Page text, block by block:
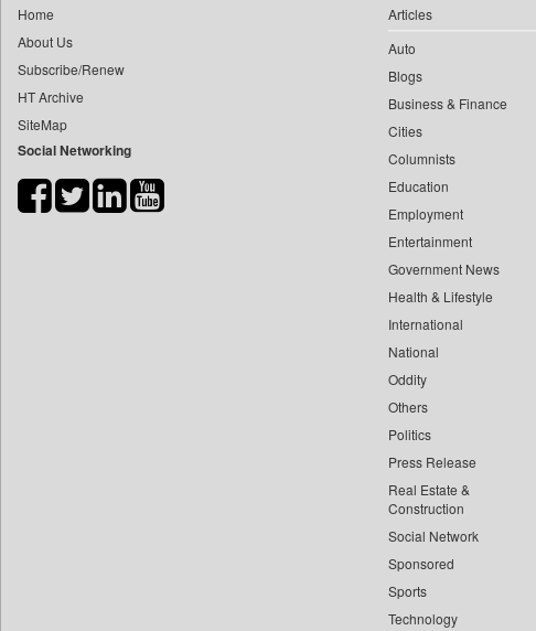
Bang Gaming
Bang Showbiz
Bang Tech
Bangladesh Business News
Bihar Times
Home
About Us
Subscribe/Renew
HT Archive
SiteMap
Social Networking
Articles
Auto
Blogs
Business & Finance
Cities
Columnists
Education
Employment
Entertainment
Government News
Health & Lifestyle
International
National
Oddity
Others
Politics
Press Release
Real Estate &
Construction
Social Network
Sponsored
Sports
Technology